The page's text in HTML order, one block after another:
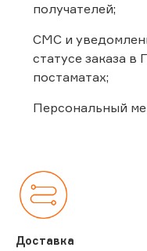
получателей;
СМС и
статусе заказа в
постаматах;
Персональный
Доставка